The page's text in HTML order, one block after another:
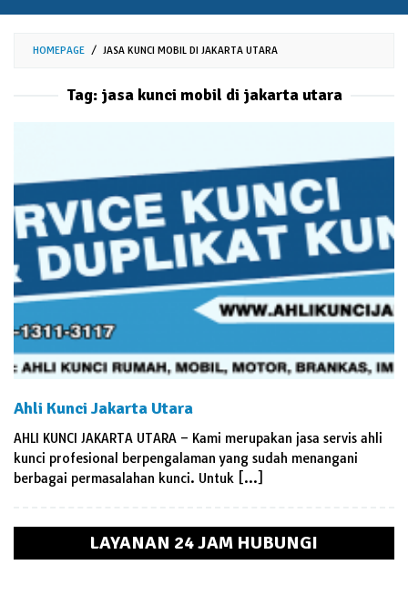
HOMEPAGE / JASA KUNCI MOBIL DI JAKARTA UTARA
Tag: jasa kunci mobil di jakarta utara
Ahli Kunci Jakarta Utara
AHLI KUNCI JAKARTA UTARA – Kami merupakan jasa servis ahli
kunci profesional berpengalaman yang sudah menangani
berbagai permasalahan kunci. Untuk […]
LAYANAN 24 JAM HUBUNGI